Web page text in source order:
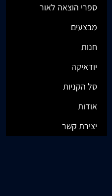
ספרי הוצאה לאור
מבצעים
חנות
יודאיקה
סל הקניות
אודות
יצירת קשר